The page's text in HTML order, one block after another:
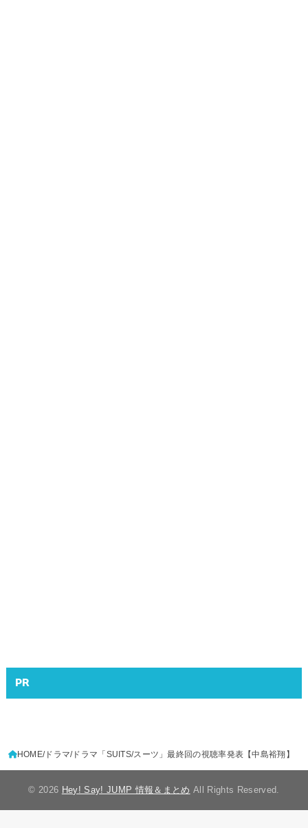
PR
HOME ドラマ ドラマ「SUITS/スーツ」最終回の視聴率発表【中島裕翔】
© 2026 Hey! Say! JUMP 情報＆まとめ All Rights Reserved.